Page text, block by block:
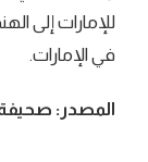
للإمارات إلى
في الإمارات.
المصدر: صحيفة